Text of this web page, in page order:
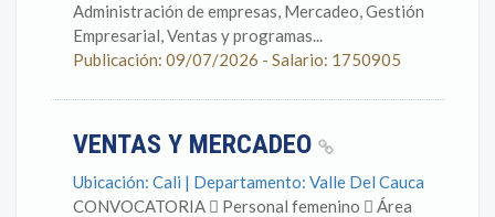
Administración de empresas, Mercadeo, Gestión
Empresarial, Ventas y programas...
Publicación: 09/07/2026 - Salario: 1750905
VENTAS Y MERCADEO
Ubicación: Cali | Departamento: Valle Del Cauca
CONVOCATORIA  Personal femenino  Área